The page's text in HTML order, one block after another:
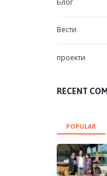
Вести
проекти
RECENT
POPULAR